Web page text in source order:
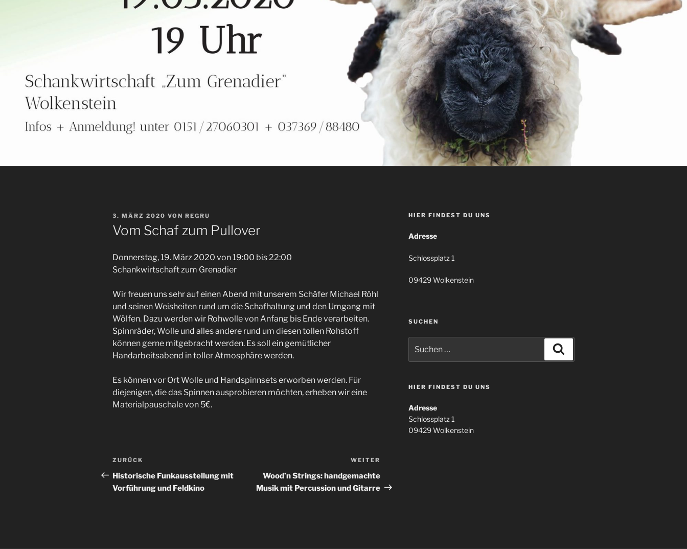
VERÖFFENTLICHT
AM
3. MÄRZ 2020 VON REGRU
Vom Schaf zum Pullover
Donnerstag, 19. März 2020 von 19:00 bis 22:00
Schankwirtschaft zum Grenadier
Wir freuen uns sehr auf einen Abend mit unserem Schäfer Michael Röhl
und seinen Weisheiten rund um die Schafhaltung und den Umgang mit
Wölfen. Dazu werden wir Rohwolle von Anfang bis Ende verarbeiten.
Spinnräder, Wolle und alles andere rund um diesen tollen Rohstoff
können gerne mitgebracht werden. Es soll ein gemütlicher
Handarbeitsabend in toller Atmosphäre werden.
Es können vor Ort Wolle und Handspinnsets erworben werden. Für
diejenigen, die das Spinnen ausprobieren möchten, erheben wir eine
Materialpauschale von 5€.
Beitragsnavigation
Vorheriger
Beitrag
ZURÜCK
Historische Funkausstellung mit
Vorführung und Feldkino
Beitrag
WEITER
Wood’n Strings: handgemachte
Musik mit Percussion und Gitarre
HIER FINDEST DU UNS
Adresse
Schlossplatz 1
09429 Wolkenstein
SUCHEN
nach:
HIER FINDEST DU UNS
Adresse
Schlossplatz 1
09429 Wolkenstein